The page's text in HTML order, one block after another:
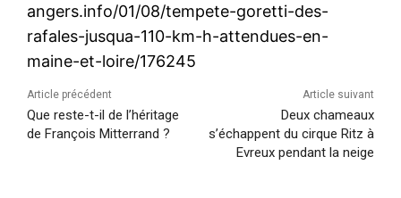
angers.info/01/08/tempete-goretti-des-
rafales-jusqua-110-km-h-attendues-en-
maine-et-loire/176245
Article précédent
Que reste-t-il de l’héritage
de François Mitterrand ?
Article suivant
Deux chameaux
s’échappent du cirque Ritz à
Evreux pendant la neige